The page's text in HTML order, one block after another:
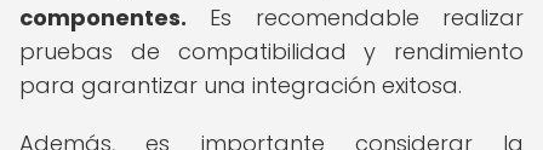
componentes. Es recomendable realizar
pruebas de compatibilidad y rendimiento
para garantizar una integración exitosa.
Además, es importante considerar la